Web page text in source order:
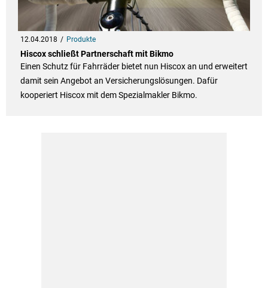
12.04.2018 Produkte
Hiscox schließt Partnerschaft mit Bikmo
Einen Schutz für Fahrräder bietet nun Hiscox an und erweitert
damit sein Angebot an Versicherungslösungen. Dafür
kooperiert Hiscox mit dem Spezialmakler Bikmo.